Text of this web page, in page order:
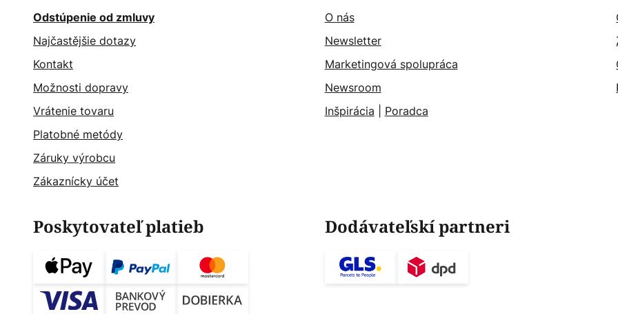
Odstúpenie od zmluvy
Najčastějšie dotazy
Kontakt
Možnosti dopravy
Vrátenie tovaru
Platobné metódy
Záruky výrobcu
Zákaznícky účet
O nás
Newsletter
Marketingová spolupráca
Newsroom
Inšpirácia
Poradca
Poskytovateľ platieb Dodávateľskí partneri